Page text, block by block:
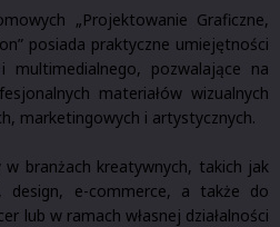
„Projektowanie Graficzne,
posiada praktyczne umiejętności
multimedialnego, pozwalające na
materiałów wizualnych
marketingowych i artystycznych.
branżach kreatywnych, takich jak
design, e-commerce, a także do
lub w ramach własnej działalności